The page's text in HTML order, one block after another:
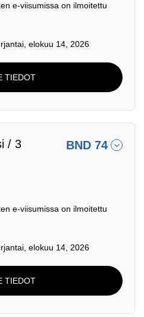
e-viisumissa on ilmoitettu
elokuu 14, 2026
TIEDOT
/ 3
BND 74
e-viisumissa on ilmoitettu
elokuu 14, 2026
TIEDOT